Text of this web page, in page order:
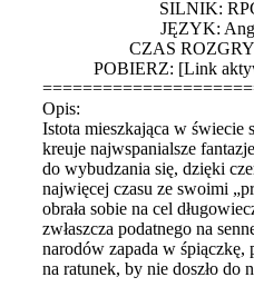
SILNIK:
JĘZYK:
CZAS
POBIERZ: [Link
Opis:
Istota mieszkająca w świecie
kreuje najwspanialsze
do wybudzania się, dzięki
najwięcej czasu ze swoimi
obrała sobie na cel
zwłaszcza podatnego na
narodów zapada w śpiączkę,
na ratunek, by nie doszło do